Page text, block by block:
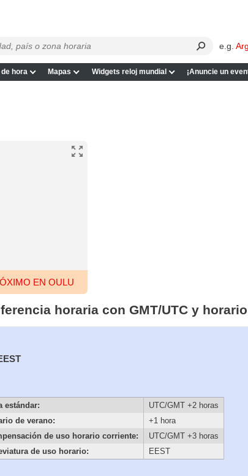
e.g.
hora Mapas Widgets reloj mundial ¡Anuncie un
EN OULU
horaria con GMT/UTC y
estándar:
UTC/GMT +2 horas
de verano:
+1 hora
de uso horario corriente:
UTC/GMT +3 horas
de uso horario:
EEST